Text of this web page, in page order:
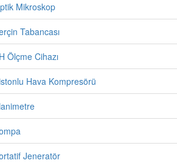
Mikroskop
Tabancası
Ölçme Cihazı
Hava Kompresörü
Jeneratör